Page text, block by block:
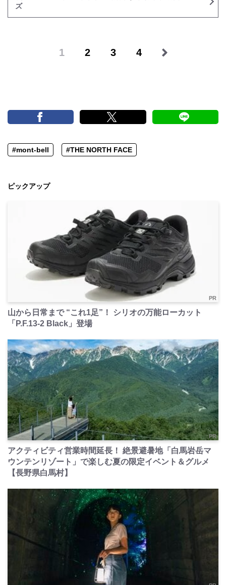
ズ
1 2 3 4
#mont-bell #THE NORTH FACE
ピックアップ
PR
山から日常まで “これ1足”！ シリオの万能ローカット
「P.F.13-2 Black」登場
PR
アクティビティ営業時間延長！ 絶景避暑地「白馬岩岳マ
ウンテンリゾート」で楽しむ夏の限定イベント＆グルメ
【長野県白馬村】